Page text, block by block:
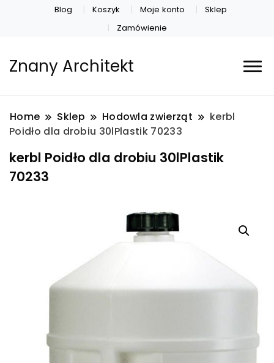
Blog Koszyk Moje konto
Sklep
Zamówienie
Znany Architekt
Home Sklep Hodowla zwierząt
kerbl
Poidło dla drobiu 30lPlastik 70233
kerbl Poidło dla drobiu 30lPlastik
70233